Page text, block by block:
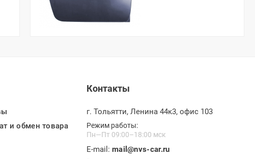
и обмен товара
Контакты
г. Тольятти, Ленина 44к3, офис 103
Режим работы:
Пн—Пт 09:00–18:00 мск
E-mail: mail@nvs-car.ru